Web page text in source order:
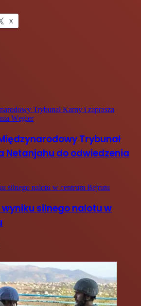
X
Trybunał Karny i zaprasza
Węgier
Trybunał
Netanjahu do odwiedzenia
silnego nalotu w centrum Bejrutu
wyniku silnego nalotu w